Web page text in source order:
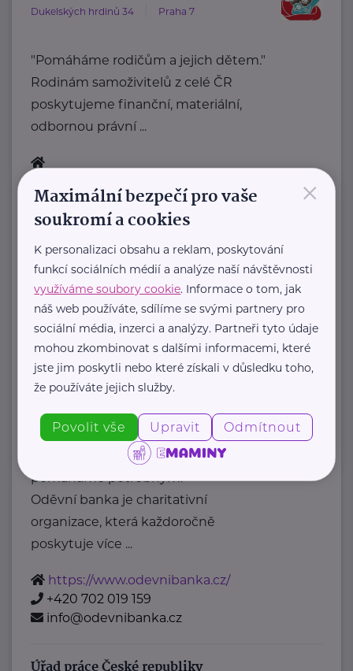
Dukelských hrdinů 34 Praha 7
"Pomáháme rodičům a jejich dětem."
Rodinám samoživitelů z celé ČR
poskytujeme finanční, materiální,
odbornou právní ...
+420 800 995 511
info@klubsvobodnychmatek.cz
Ministerstvo práce a sociálních věcí ČR
Na Poříčním právu 1/376 Praha 2
https://www.mpsv.cz/
+420 950 191 111
posta@mpsv.cz
Povltavská 5/74 Praha 7 – Troja
"Dáváme oblečení nový život,
pomáháme potřebným."
Oděvní banka je charitativní
organizace, která každoročně
poskytuje více ...
https://www.odevnibanka.cz/
+420 702 019 159
info@odevnibanka.cz
×
Maximální bezpečí pro vaše
soukromí a cookies
K personalizaci obsahu a reklam, poskytování
funkcí sociálních médií a analýze naší návštěvnosti
využíváme soubory cookie. Informace o tom, jak
náš web používáte, sdílíme se svými partnery pro
sociální média, inzerci a analýzy. Partneři tyto údaje
mohou zkombinovat s dalšími informacemi, které
jste jim poskytli nebo které získali v důsledku toho,
že používáte jejich služby.
Povolit vše Upravit Odmítnout